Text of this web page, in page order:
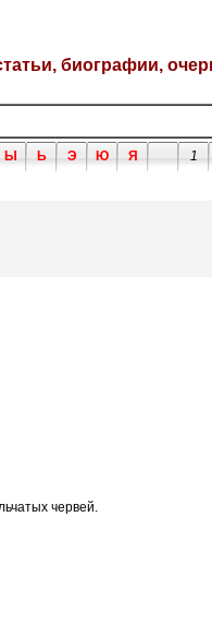
биографии,
Ы Ь Э Ю Я 1
червей.